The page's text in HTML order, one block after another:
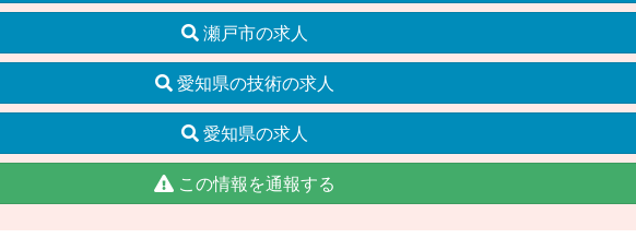
瀬戸市の求人
愛知県の技術の求人
愛知県の求人
この情報を通報する